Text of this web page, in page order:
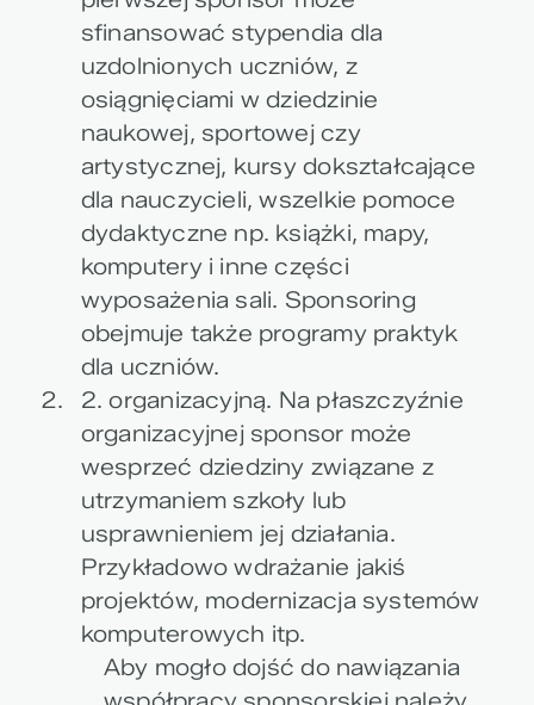
sfinansować stypendia dla
uzdolnionych uczniów, z
osiągnięciami w dziedzinie
naukowej, sportowej czy
artystycznej, kursy dokształcające
dla nauczycieli, wszelkie pomoce
dydaktyczne np. książki, mapy,
komputery i inne części
wyposażenia sali. Sponsoring
obejmuje także programy praktyk
dla uczniów.
2. organizacyjną. Na płaszczyźnie
organizacyjnej sponsor może
wesprzeć dziedziny związane z
utrzymaniem szkoły lub
usprawnieniem jej działania.
Przykładowo wdrażanie jakiś
projektów, modernizacja systemów
komputerowych itp.
Aby mogło dojść do nawiązania